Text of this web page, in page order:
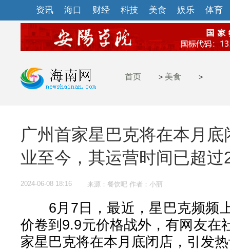
资讯 海口 财经 科技 美食 娱乐 体育
首页 > 美食 >
广州首家星巴克将在本月
业至今，其运营时间已超过
2024-06-08 18:16 来源：餐饮吧 作者：小丽
6月7日，最近，星巴克频频
价卷到9.9元价格战外，有网友在
家星巴克将在本月底闭店，引发